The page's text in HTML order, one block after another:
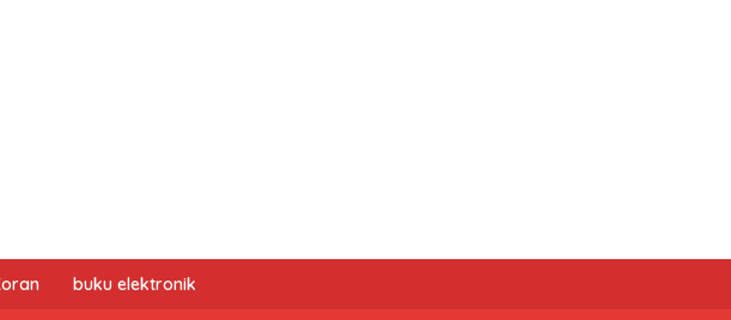
buku elektronik